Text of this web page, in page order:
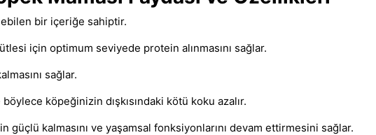
bir içeriğe sahiptir.
için optimum seviyede protein alınmasını sağlar.
sağlar.
köpeğinizin dışkısındaki kötü koku azalır.
kalmasını ve yaşamsal fonksiyonlarını devam ettirmesini sağlar.